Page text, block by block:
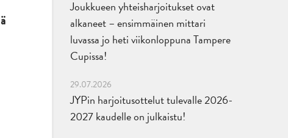
Joukkueen yhteisharjoitukset ovat
alkaneet – ensimmäinen mittari
luvassa jo heti viikonloppuna Tampere
Cupissa!
29.07.2026
JYPin harjoitusottelut tulevalle 2026-
2027 kaudelle on julkaistu!